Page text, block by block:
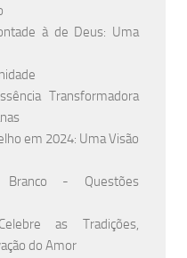
à de Deus: Uma
Transformadora
em 2024: Uma Visão
- Questões
as Tradições,
do Amor